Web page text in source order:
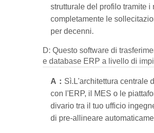
strutturale del profilo tramite
completamente le
per decenni.
D: Questo software di
e database ERP a livello di
A： Sì.L'architettura centrale
con l'ERP, il MES o le
divario tra il tuo ufficio
di pre-allineare